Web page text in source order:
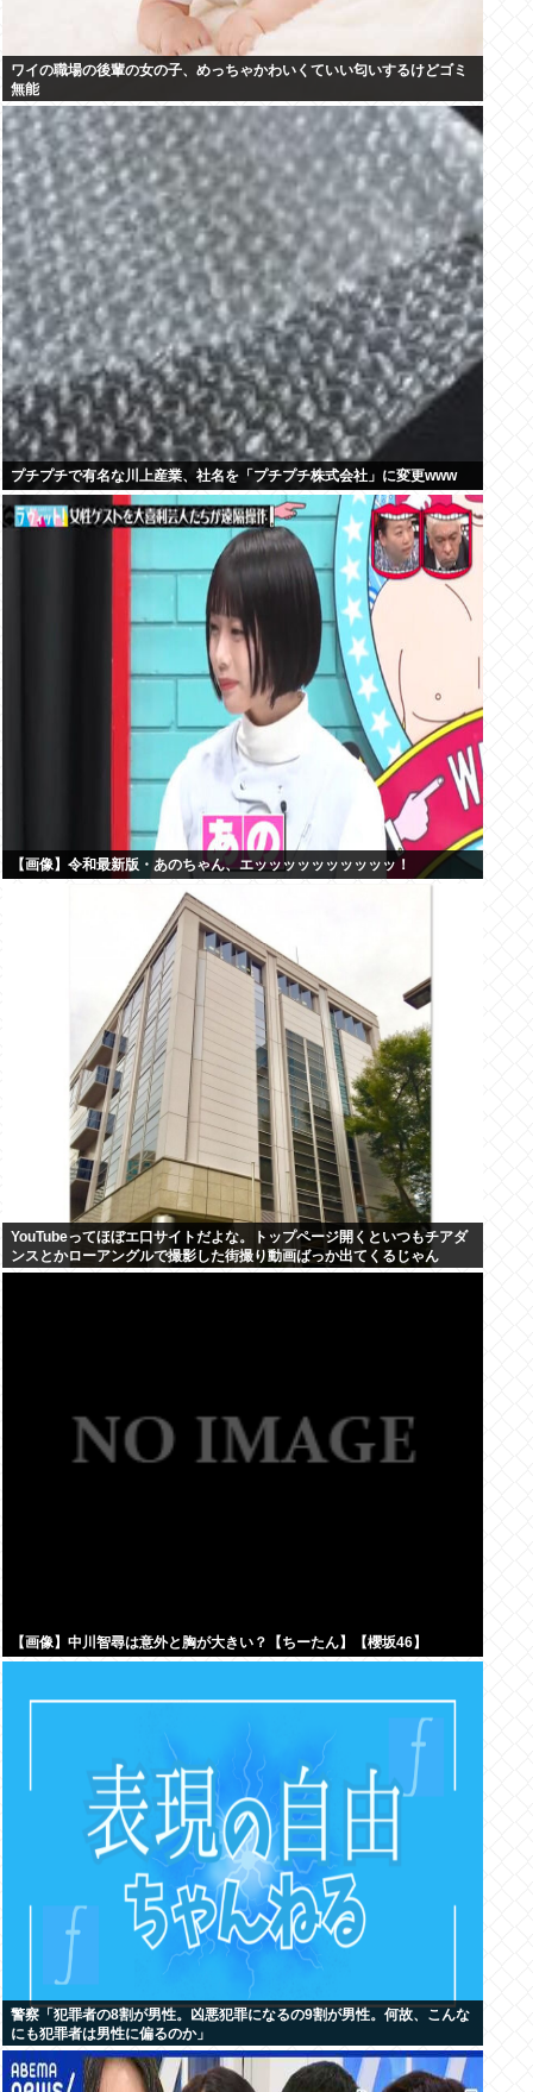
ワイの職場の後輩の女の子、めっちゃかわいくていい匂いするけどゴミ
無能
プチプチで有名な川上産業、社名を「プチプチ株式会社」に変更www
【画像】令和最新版・あのちゃん、エッッッッッッッッッッ！
YouTubeってほぼエ口サイトだよな。トップページ開くといつもチアダ
ンスとかローアングルで撮影した街撮り動画ばっか出てくるじゃん
【画像】中川智尋は意外と胸が大きい？【ちーたん】【櫻坂46】
警察「犯罪者の8割が男性。凶悪犯罪になるの9割が男性。何故、こんな
にも犯罪者は男性に偏るのか」